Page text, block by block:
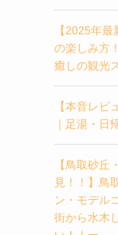
【2025年
の楽しみ方
癒しの観光
【本音レビ
｜足湯・日
【鳥取砂丘
見！！】鳥
ン・モデル
街から水木